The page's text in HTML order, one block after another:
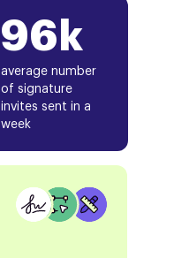
96k
average number
of signature
invites sent in a
week